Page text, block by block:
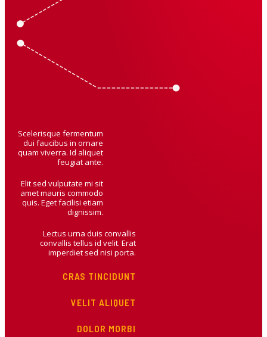
Scelerisque fermentum
dui faucibus in ornare
quam viverra. Id aliquet
feugiat ante.
Elit sed vulputate mi sit
amet mauris commodo
quis. Eget facilisi etiam
dignissim.
Lectus urna duis convallis
convallis tellus id velit. Erat
imperdiet sed nisi porta.
CRAS TINCIDUNT
VELIT ALIQUET
DOLOR MORBI